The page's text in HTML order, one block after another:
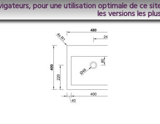
pour une utilisation optimale de ce
les versions les